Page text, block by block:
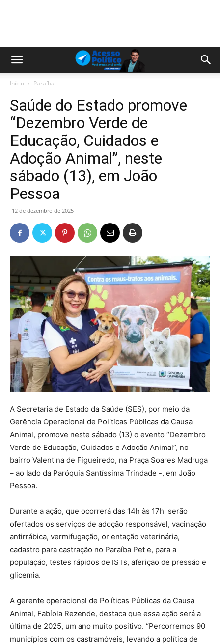
Início Paraíba
Saúde do Estado promove
“Dezembro Verde de
Educação, Cuidados e
Adoção Animal”, neste
sábado (13), em João
Pessoa
12 de dezembro de 2025
A Secretaria de Estado da Saúde (SES), por meio da
Gerência Operacional de Políticas Públicas da Causa
Animal, promove neste sábado (13) o evento “Dezembro
Verde de Educação, Cuidados e Adoção Animal”, no
bairro Valentina de Figueiredo, na Praça Soares Madruga
– ao lado da Paróquia Santíssima Trindade -, em João
Pessoa.
Durante a ação, que ocorrerá das 14h às 17h, serão
ofertados os serviços de adoção responsável, vacinação
antirrábica, vermifugação, orientação veterinária,
cadastro para castração no Paraíba Pet e, para a
população, testes rápidos de ISTs, aferição de pressão e
glicemia.
A gerente operacional de Políticas Públicas da Causa
Animal, Fabíola Rezende, destaca que essa ação será a
última de 2025, um ano muito positivo. “Percorremos 90
municípios com os castramóveis, levando a política de